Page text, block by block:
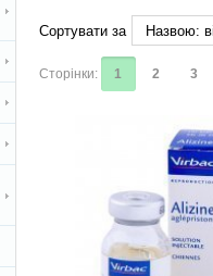
Сортувати за Назвою:
Сторінки: 1 2 3